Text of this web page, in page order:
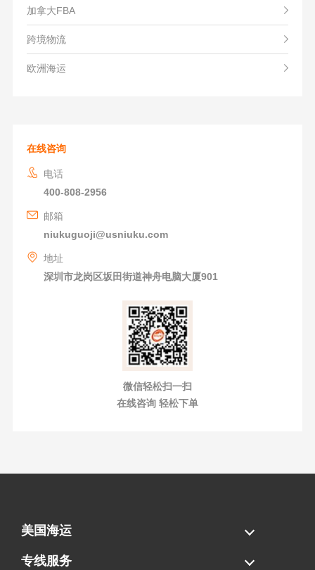
加拿大FBA
跨境物流
欧洲海运
在线咨询
电话
400-808-2956
邮箱
niukuguoji@usniuku.com
地址
深圳市龙岗区坂田街道神舟电脑大厦901
微信轻松扫一扫
在线咨询 轻松下单
美国海运
海运拼柜
海运整柜
美国海卡
加拿大海运
专线服务